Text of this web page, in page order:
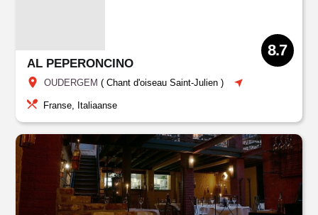
AL PEPERONCINO
OUDERGEM (Chant d'oiseau Saint-Julien )
8.7
Franse, Italiaanse